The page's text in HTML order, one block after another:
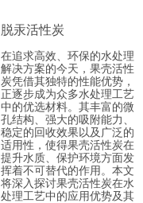
脱汞活性炭
在追求高效、环保的水处理
解决方案的今天，果壳活性
炭凭借其独特的性能优势，
正逐步成为众多水处理工艺
中的优选材料。其丰富的微
孔结构、强大的吸附能力、
稳定的回收效果以及广泛的
适用性，使得果壳活性炭在
提升水质、保护环境方面发
挥着不可替代的作用。本文
将深入探讨果壳活性炭在水
处理工艺中的应用优势及其